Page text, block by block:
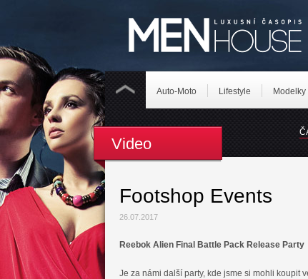
Auto-Moto Lifestyle Modelky
Video
Footshop Events
26.07.2017
Reebok Alien Final Battle Pack Release Party
Je za námi další party, kde jsme si mohli koupit